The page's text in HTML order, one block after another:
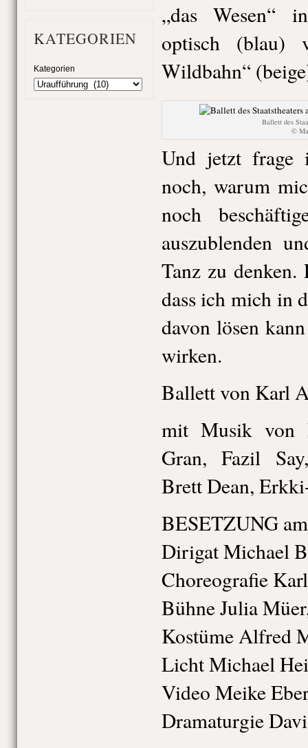
KATEGORIEN
Kategorien
„das Wesen“
optisch (blau)
Wildbahn“
Ballett des
©
Und jetzt frage
noch, warum
noch
auszublenden
Tanz zu
dass ich mich in
davon lösen
wirken.
Ballett von Karl
mit Musik von
Gran, Fazil
Brett Dean,
BESETZUNG
Dirigat Michael
Choreografie
Bühne Julia
Kostüme Alfred
Licht Michael
Video Meike
Dramaturgie